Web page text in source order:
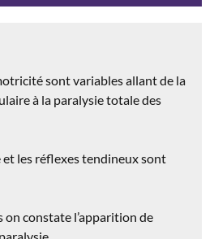
sont variables allant de la
à la paralysie totale des
les réflexes tendineux sont
constate l’apparition de